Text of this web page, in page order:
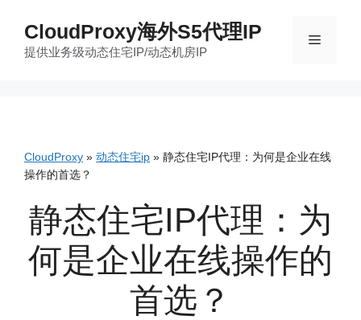
CloudProxy海外S5代理IP
提供业务级动态住宅IP/动态机房IP
菜
CloudProxy » 动态住宅ip » 静态住宅IP代理：为何是企业在线
操作的首选？
静态住宅IP代理：为
何是企业在线操作的
首选？